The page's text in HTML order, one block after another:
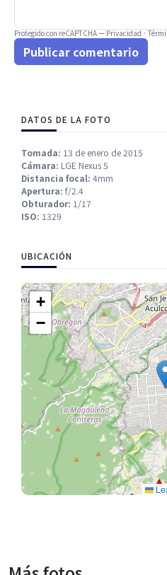
Protegido con reCAPTCHA —Privacidad·
Publicar comentario
DATOS DE LA FOTO
Tomada: 13 de enero de 2015
Cámara: LGE Nexus 5
Distancia focal: 4mm
Apertura: f/2.4
Obturador: 1/17
ISO: 1329
UBICACIÓN
+
−